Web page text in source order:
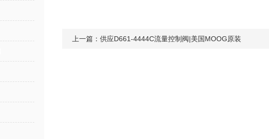
上一篇： 供应D661-4444C流量控制阀|美国MOOG原装